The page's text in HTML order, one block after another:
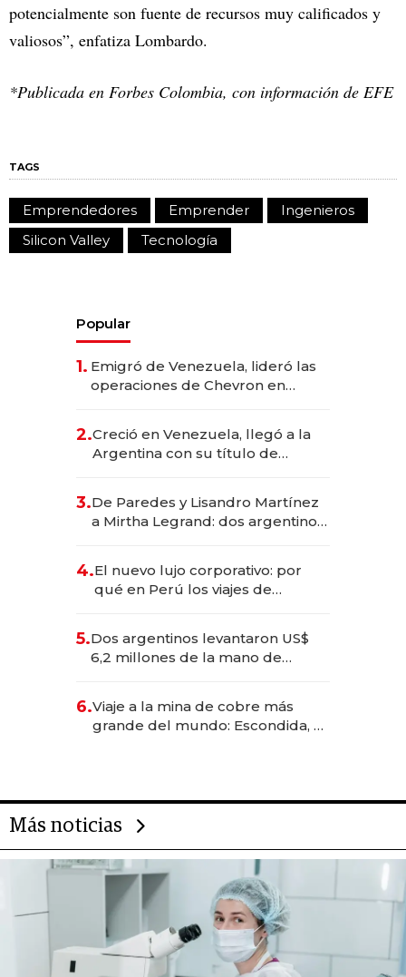
potencialmente son fuente de recursos muy calificados y
valiosos”, enfatiza Lombardo.
*Publicada en Forbes Colombia, con información de EFE
TAGS
Emprendedores Emprender
Ingenieros
Silicon Valley
Tecnología
Popular
1. Emigró de Venezuela, lideró las
operaciones de Chevron en
2.Creció en Venezuela, llegó a la
Argentina con su título de
las marcas "fast premium"
3.De Paredes y Lisandro Martínez
a Mirtha Legrand: dos argentinos
4.El nuevo lujo corporativo: por
qué en Perú los viajes de
transformadoras
5.Dos argentinos levantaron US$
6,2 millones de la mano de
6.Viaje a la mina de cobre más
grande del mundo: Escondida, el
Más noticias